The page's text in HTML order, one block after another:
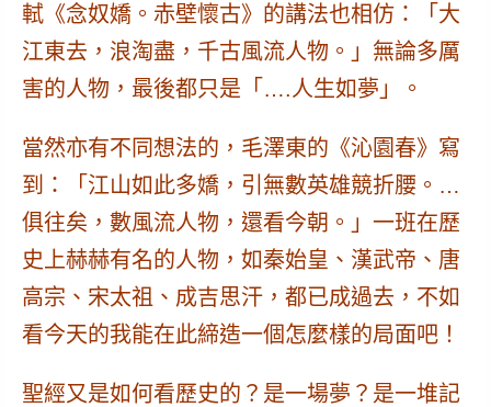
軾《念奴嬌。赤壁懷古》的講法也相仿：「大
江東去，浪淘盡，千古風流人物。」無論多厲
害的人物，最後都只是「….人生如夢 」。
當然亦有不同想法的，毛澤東的《沁園春》寫
到：「江山如此多嬌，引無數英雄競折腰。…
俱往矣， 數風流人物，還看今朝。 」一班在歷
史上赫赫有名的人物，如秦始皇、漢武帝、唐
高宗、宋太祖、成吉思汗，都已成過去，不如
看今天的我能在此締造一個怎麼樣的局面吧！
聖經又是如何看歷史的？是一場夢？是一堆記